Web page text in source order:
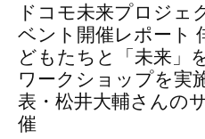
ドコモ未来プロジェ
ベント開催レポート
どもたちと「未来」
ワークショップを実
表・松井大輔さんの
催